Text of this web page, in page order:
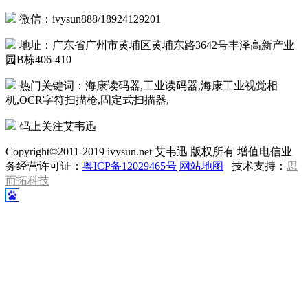
微信：ivysun888/18924129201
地址：广东省广州市黄埔区黄埔东路3642号丰泽高新产业
园B栋406-410
热门关键词：海康读码器,工业读码器,海康工业视觉相
机,OCR字符扫描枪,固定式扫描器,
码上关注艾韦迅
Copyright©2011-2019 ivysun.net 艾韦迅 版权所有 增值电信业
务经营许可证： 粤ICP备12029465号 网站地图 技术支持： 思
而拓科技